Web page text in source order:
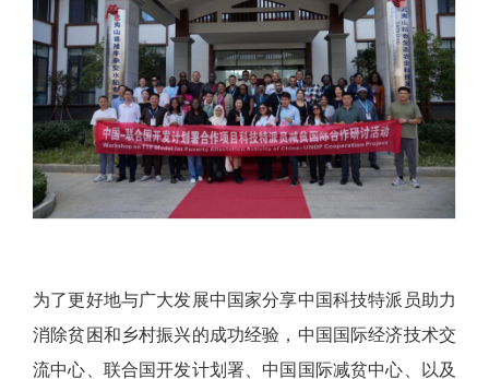
为了更好地与广大发展中国家分享中国科技特派员助力
消除贫困和乡村振兴的成功经验，中国国际经济技术交
流中心、联合国开发计划署、中国国际减贫中心、以及